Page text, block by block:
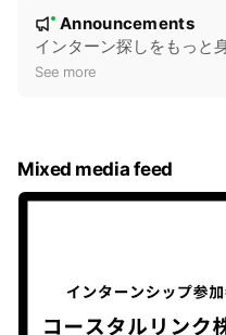
・氏名
② レイラックのエージェン
気になる業界や企業につ
希望するインターン先の企
ンターン決定！
志望書作成もレイラック
開始後もレイラックがあ
困ったことや相談もLINE
e
New
Announcements
インターン探しをもっと
See more
Mixed media feed